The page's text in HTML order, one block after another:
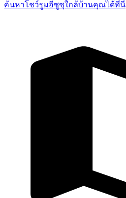
ค้นหาโชว์รูมอีซูซุใกล้บ้านคุณได้ที่นี่